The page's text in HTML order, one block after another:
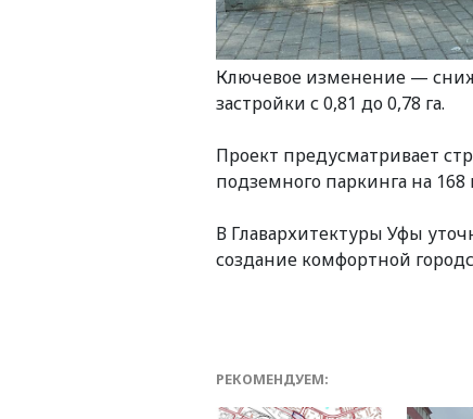
Ключевое изменение —
застройки с 0,81 до 0,78 га.
Проект предусматривает
подземного паркинга на
В Главархитектуры Уфы
создание комфортной
РЕКОМЕНДУЕМ: